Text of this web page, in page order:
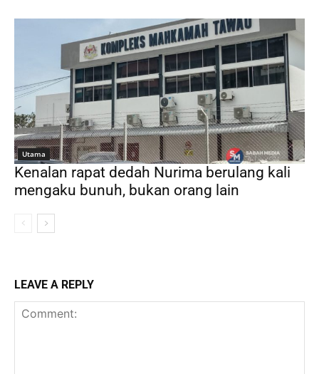
Utama
Kenalan rapat dedah Nurima berulang kali
mengaku bunuh, bukan orang lain
LEAVE A REPLY